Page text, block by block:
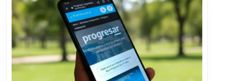
desde
agosto
2026